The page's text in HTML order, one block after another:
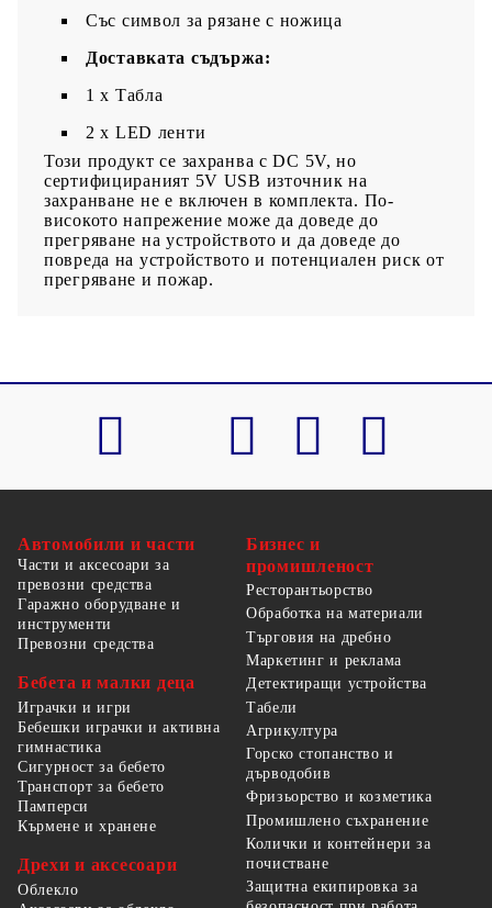
Със символ за рязане с ножица
Доставката съдържа:
1 x Табла
2 x LED ленти
Този продукт се захранва с DC 5V, но
сертифицираният 5V USB източник на
захранване не е включен в комплекта. По-
високото напрежение може да доведе до
прегряване на устройството и да доведе до
повреда на устройството и потенциален риск от
прегряване и пожар.
Автомобили и части
Части и аксесоари за
превозни средства
Гаражно оборудване и
инструменти
Превозни средства
Бебета и малки деца
Играчки и игри
Бебешки играчки и активна
гимнастика
Сигурност за бебето
Транспорт за бебето
Памперси
Кърмене и хранене
Дрехи и аксесоари
Облекло
Бизнес и
промишленост
Ресторантьорство
Обработка на материали
Търговия на дребно
Маркетинг и реклама
Детектиращи устройства
Табели
Агрикултура
Горско стопанство и
дърводобив
Фризьорство и козметика
Промишлено съхранение
Колички и контейнери за
почистване
Защитна екипировка за